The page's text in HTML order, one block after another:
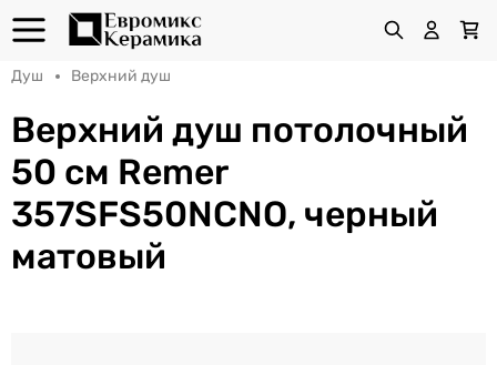
Душ Верхний душ
Верхний душ потолочный
50 см Remer
357SFS50NCNO, черный
матовый